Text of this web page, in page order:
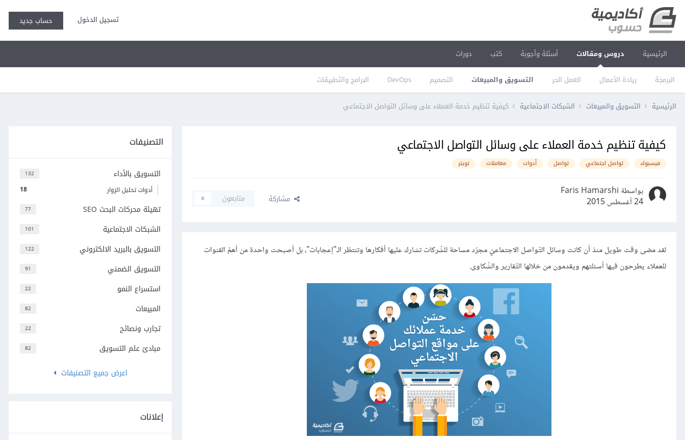
تسجيل الدخول حساب جديد
الرئيسية دروس ومقالات
البرمجة ريادة الأعمال العمل الحر التسويق والمبيعات التصميم DevOps البرامج والتطبيقات
أسئلة وأجوبة كتب دورات
الرئيسية التسويق والمبيعات الشبكات الاجتماعية كيفية تنظيم خدمة العملاء على وسائل التواصل الاجتماعي
كيفية تنظيم خدمة العملاء على وسائل التواصل الاجتماعي
فيسبوك تواصل اجتماعي تواصل أدوات معاملات تويتر
بواسطة Faris Hamarshi
24 أغسطس 2015
مشاركة متابعون 0
لقد مضى وقت طويل منذ أن كانت وسائل التّواصل الاجتماعيّ مجرّد مساحة للشّركات تشارك عليها أفكارها وتنتظر الـ"إعجابات"، بل أصبحت واحدة من أهمّ القنوات
للعملاء يطرحون فيها أسئلتهم ويقدمون من خلالها التّقارير والشّكاوى.
التصنيفات
132 التسويق بالأداء
18 أدوات تحليل الزوار
77 تهيئة محركات البحث SEO
101 الشبكات الاجتماعية
122 التسويق بالبريد الالكتروني
91 التسويق الضمني
22 استسراع النمو
82 المبيعات
22 تجارب ونصائح
82
مبادئ علم التسويق
اعرض جميع التصنيفات
إعلانات